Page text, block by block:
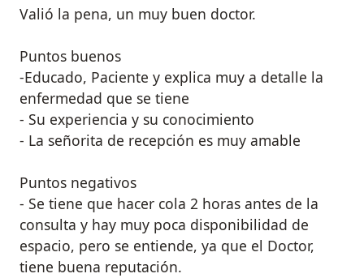
Valió la pena, un muy buen doctor.
Puntos buenos
-Educado, Paciente y explica muy a detalle la
enfermedad que se tiene
- Su experiencia y su conocimiento
- La señorita de recepción es muy amable
Puntos negativos
- Se tiene que hacer cola 2 horas antes de la
consulta y hay muy poca disponibilidad de
espacio, pero se entiende, ya que el Doctor,
tiene buena reputación.